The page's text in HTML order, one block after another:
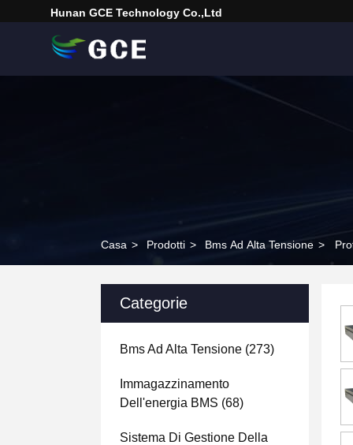
Hunan GCE Technology Co.,Ltd
Casa > Prodotti > Bms Ad Alta Tensione >
Categorie
Bms Ad Alta Tensione (273)
Immagazzinamento
Dell'energia BMS (68)
Sistema Di Gestione Della